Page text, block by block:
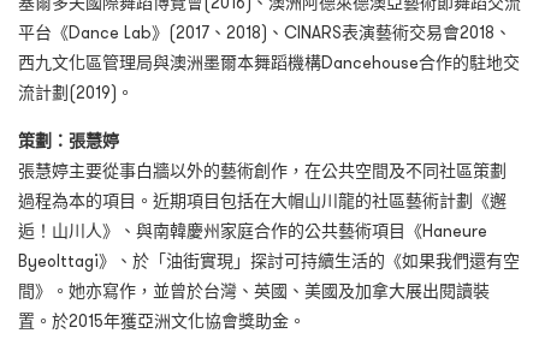
平台《Dance Lab》(2017、2018)、CINARS表演藝術交易會2018、
西九文化區管理局與澳洲墨爾本舞蹈機構Dancehouse合作的駐地交
流計劃(2019)。
策劃：張慧婷
張慧婷主要從事白牆以外的藝術創作，在公共空間及不同社區策劃
過程為本的項目。近期項目包括在大帽山川龍的社區藝術計劃《邂
逅！山川人》、與南韓慶州家庭合作的公共藝術項目《Haneure
Byeolttagi》、於「油街實現」探討可持續生活的《如果我們還有空
間》。她亦寫作，並曾於台灣、英國、美國及加拿大展出閱讀裝
置。於2015年獲亞洲文化協會獎助金。